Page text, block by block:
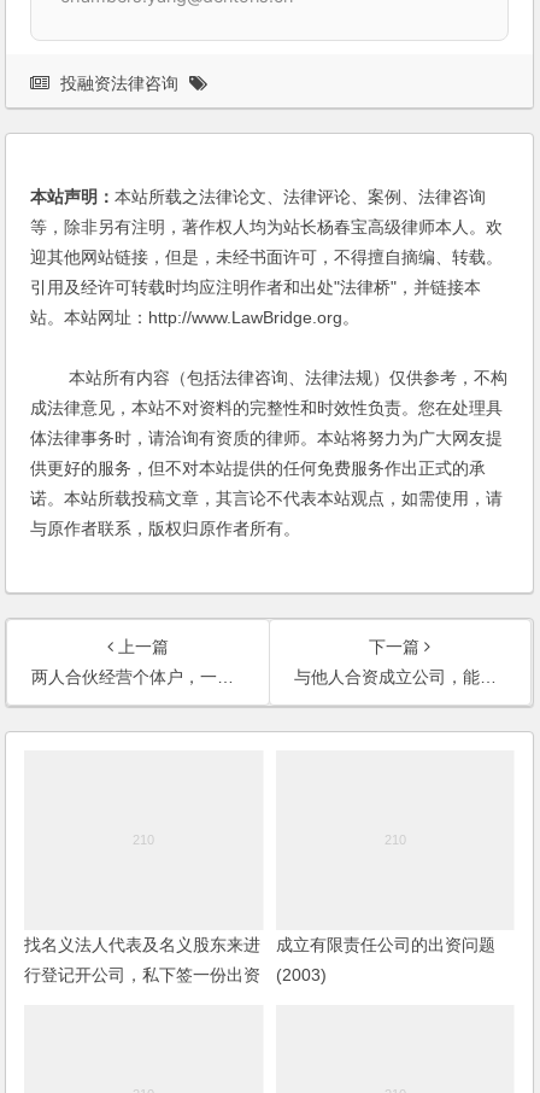
投融资法律咨询
本站声明：本站所载之法律论文、法律评论、案例、法律咨询
等，除非另有注明，著作权人均为站长杨春宝高级律师本人。欢
迎其他网站链接，但是，未经书面许可，不得擅自摘编、转载。
引用及经许可转载时均应注明作者和出处"法律桥"，并链接本
站。本站网址：http://www.LawBridge.org。
本站所有内容（包括法律咨询、法律法规）仅供参考，不构
成法律意见，本站不对资料的完整性和时效性负责。您在处理具
体法律事务时，请洽询有资质的律师。本站将努力为广大网友提
供更好的服务，但不对本站提供的任何免费服务作出正式的承
诺。本站所载投稿文章，其言论不代表本站观点，如需使用，请
与原作者联系，版权归原作者所有。
上一篇
两人合伙经营个体户，一合伙人已退伙，债权人能否起诉他要求承担债务？
下一篇
与他人合资成立公司，能否可以签订合伙合同？
找名义法人代表及名义股东来进
行登记开公司，私下签一份出资
成立有限责任公司的出资问题
(2003)